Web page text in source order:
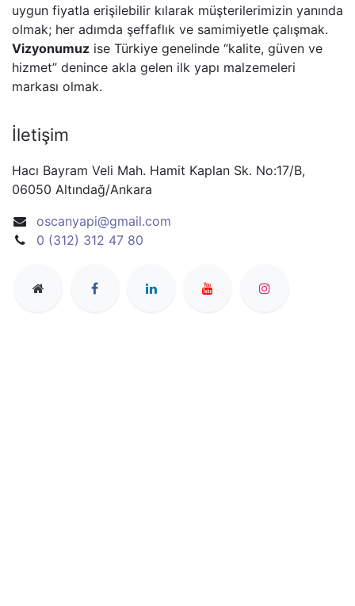
uygun fiyatla erişilebilir kılarak müşterilerimizin yanında
olmak; her adımda şeffaflık ve samimiyetle çalışmak.
Vizyonumuz ise Türkiye genelinde “kalite, güven ve
hizmet” denince akla gelen ilk yapı malzemeleri
markası olmak.
İletişim
Hacı Bayram Veli Mah. Hamit Kaplan Sk. No:17/B,
06050 Altındağ/Ankara
oscanyapi@gmail.com
0 (312) 312 47 80